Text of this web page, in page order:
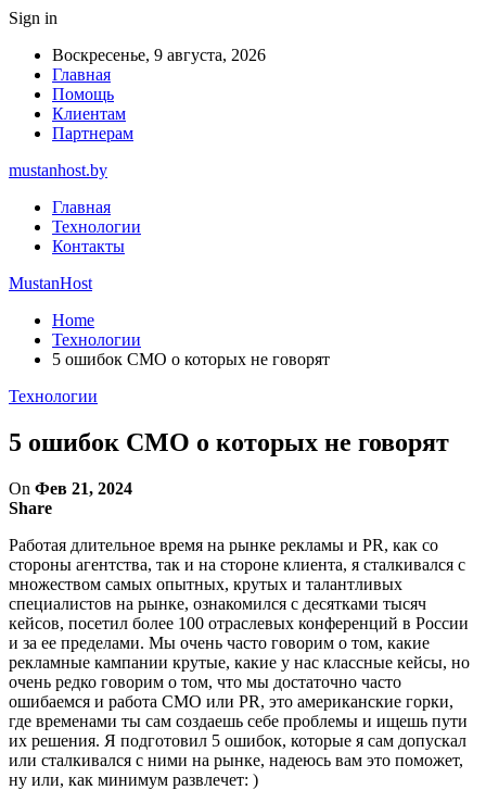
Sign in
Воскресенье, 9 августа, 2026
Главная
Помощь
Клиентам
Партнерам
mustanhost.by
Главная
Технологии
Контакты
MustanHost
Home
Технологии
5 ошибок СМО о которых не говорят
Технологии
5 ошибок СМО о которых не говорят
On Фев 21, 2024
Share
Работая длительное время на рынке рекламы и PR, как со
стороны агентства, так и на стороне клиента, я сталкивался с
множеством самых опытных, крутых и талантливых
специалистов на рынке, ознакомился с десятками тысяч
кейсов, посетил более 100 отраслевых конференций в России
и за ее пределами. Мы очень часто говорим о том, какие
рекламные кампании крутые, какие у нас классные кейсы, но
очень редко говорим о том, что мы достаточно часто
ошибаемся и работа СМО или PR, это американские горки,
где временами ты сам создаешь себе проблемы и ищешь пути
их решения. Я подготовил 5 ошибок, которые я сам допускал
или сталкивался с ними на рынке, надеюсь вам это поможет,
ну или, как минимум развлечет: )